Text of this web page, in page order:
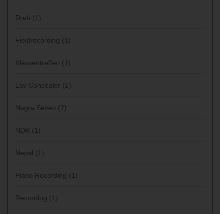
Dreh (1)
Fieldrecording (1)
Klassentreffen (1)
Lav Concealer (1)
Nagra Seven (2)
NDR (1)
Nepal (1)
Piano Recording (1)
Recording (1)